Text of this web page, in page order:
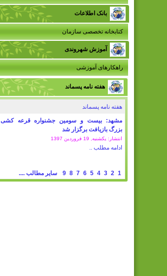
بانک اطلاعات
کتابخانه تخصصی سازمان
آموزش شهروندی
راهکارهای آموزشی
هفته نامه پسماند
هفته نامه پسماند
مشهد: بیست و سومین جشنواره قرعه کشی
بزرگ بازیافت برگزار شد
انتشار: یکشنبه, 19 فروردين 1397
ادامه مطلب ..
1
2
3
4
5
6
7
8
9 سایر مطالب ....